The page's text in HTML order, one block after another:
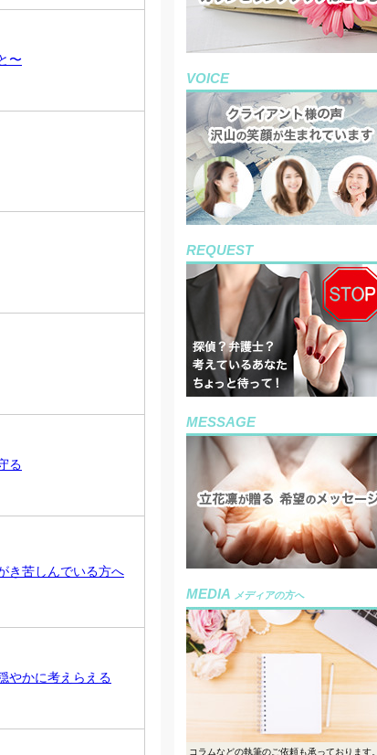
〜
る
き苦しんでいる方へ
やかに考えらえる
VOICE
REQUEST
MESSAGE
MEDIA メディアの方へ
コラムなどの執筆のご依頼も承っております。